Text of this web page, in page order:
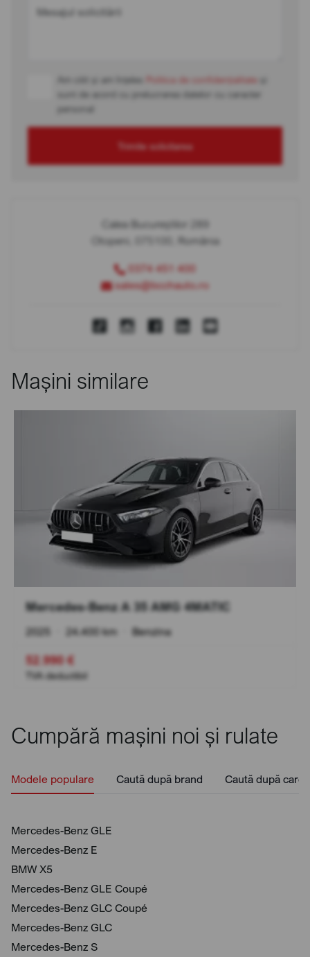
Mesajul solicitării
Am citit și am înțeles Politica de confidențialitate
sunt de acord cu prelucrarea datelor cu caracter
personal
Trimite solicitarea
Calea Bucureștilor 289
Otopeni, 075100, România
0374 451 400
sales@bcchauto.ro
Mașini similare
Mercedes-Benz A 35 AMG 4MATIC
2025 24.400 km Benzina
52.990 €
TVA deductibil
Cumpără mașini noi și rulate
Modele populare Caută după brand Caută după
Mercedes-Benz GLE
Mercedes-Benz E
BMW X5
Mercedes-Benz GLE Coupé
Mercedes-Benz GLC Coupé
Mercedes-Benz GLC
Mercedes-Benz S